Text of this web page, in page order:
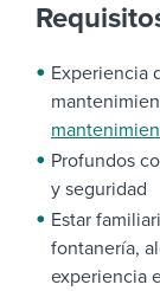
Experiencia
Profundos
y seguridad
Estar
fontanería,
experiencia